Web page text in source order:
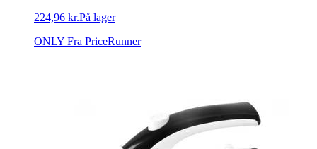
224,96 kr.På lager
ONLY Fra PriceRunner